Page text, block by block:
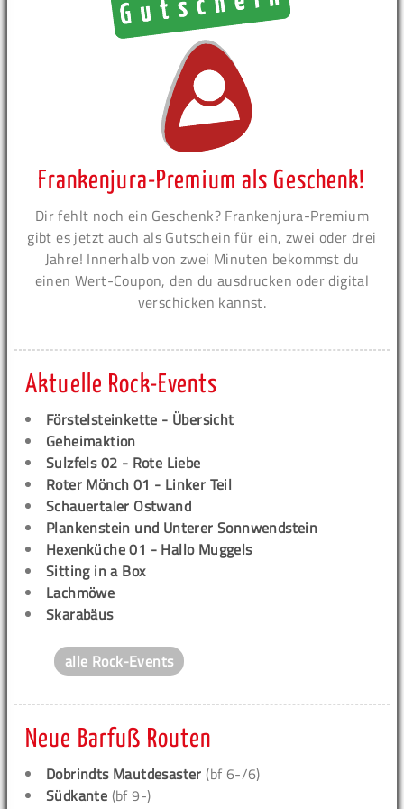
Frankenjura-Premium als Geschenk!
Dir fehlt noch ein Geschenk? Frankenjura-Premium
gibt es jetzt auch als Gutschein für ein, zwei oder drei
Jahre! Innerhalb von zwei Minuten bekommst du
einen Wert-Coupon, den du ausdrucken oder digital
verschicken kannst.
Aktuelle Rock-Events
Förstelsteinkette - Übersicht
Geheimaktion
Sulzfels 02 - Rote Liebe
Roter Mönch 01 - Linker Teil
Schauertaler Ostwand
Plankenstein und Unterer Sonnwendstein
Hexenküche 01 - Hallo Muggels
Sitting in a Box
Lachmöwe
Skarabäus
alle Rock-Events
Neue Barfuß Routen
Dobrindts Mautdesaster (bf 6-/6)
Südkante (bf 9-)